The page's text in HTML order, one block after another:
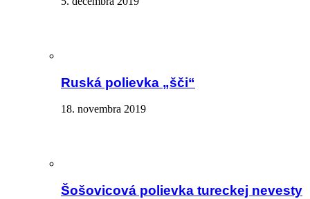
Ruská polievka „šči“
18. novembra 2019
Šošovicová polievka tureckej nevesty